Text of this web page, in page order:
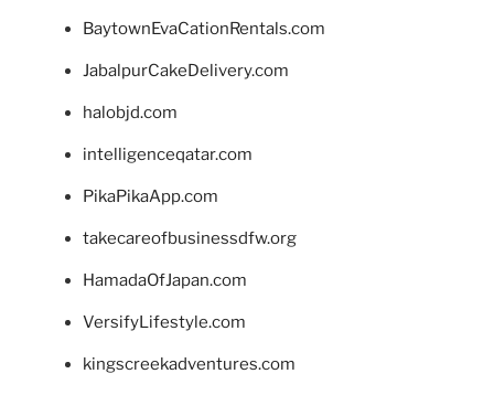
BaytownEvaCationRentals.com
JabalpurCakeDelivery.com
halobjd.com
intelligenceqatar.com
PikaPikaApp.com
takecareofbusinessdfw.org
HamadaOfJapan.com
VersifyLifestyle.com
kingscreekadventures.com